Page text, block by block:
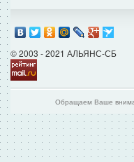
© 2003 - 2021 АЛЬЯНС-СБ
Обращаем Ваше